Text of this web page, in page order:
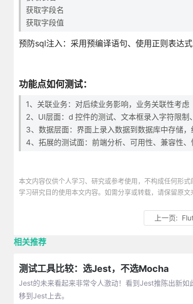
获取字段名
获取字段值
预防sql注入：采用预编译语句、使用正则表达
功能点如何测试：
1、关联业务：对后续业务影响，业务关联性考虑
2、UI层面：d 控件的测试、文本框录入字符限制
3、数据层面：界面上录入数据到数据库中存储，
4、拓展的测试面：前端分析、可用性、兼容性
本文内容仅供个人学习、研究或参考使用，不构成任何形
学习研究目的使用本文内容。如需分享或转载，请保留原
上一页:
相关推荐
测试工具比较：选Jest，不选Mocha
Jest的未来看起来非常令人激动！看到Jest推陈出新
移到Jest上去。